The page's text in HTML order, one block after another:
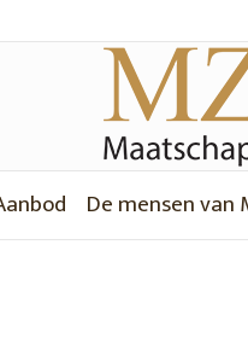
De mensen van